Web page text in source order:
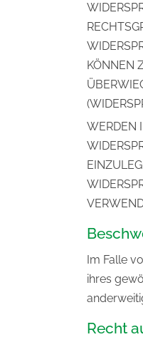
KÖNNEN
WERDEN
Im Falle
ihres
Recht